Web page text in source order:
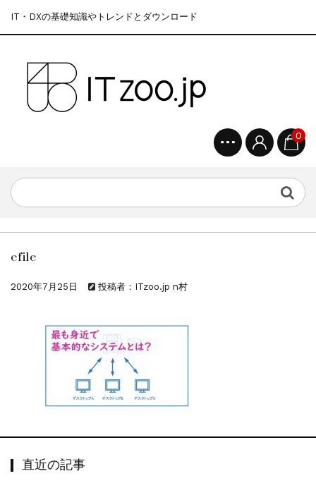
IT・DXの基礎知識やトレンドとダウンロード
0
efile
2020年7月25日 投稿者：ITzoo.jp n村
直近の記事